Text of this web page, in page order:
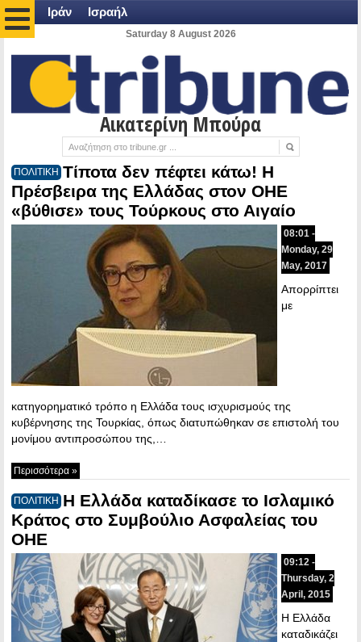
Ιράν Ισραήλ
Saturday 8 August 2026
Αικατερίνη Μπούρα
ΠΟΛΙΤΙΚΗ Τίποτα δεν πέφτει κάτω! Η
Πρέσβειρα της Ελλάδας στον ΟΗΕ
«βύθισε» τους Τούρκους στο Αιγαίο
08:01 -
Monday, 29
May, 2017
Απορρίπτει
με
κατηγορηματικό τρόπο η Ελλάδα τους ισχυρισμούς της
κυβέρνησης της Τουρκίας, όπως διατυπώθηκαν σε επιστολή του
μονίμου αντιπροσώπου της,…
Περισσότερα »
ΠΟΛΙΤΙΚΗ Η Ελλάδα καταδίκασε το Ισλαμικό
Κράτος στο Συμβούλιο Ασφαλείας του
ΟΗΕ
09:12 -
Thursday, 2
April, 2015
Η Ελλάδα
καταδικάζει